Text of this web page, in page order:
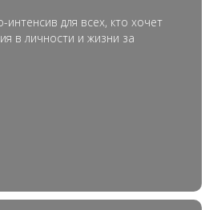
для всех, кто хочет
в личности и жизни за